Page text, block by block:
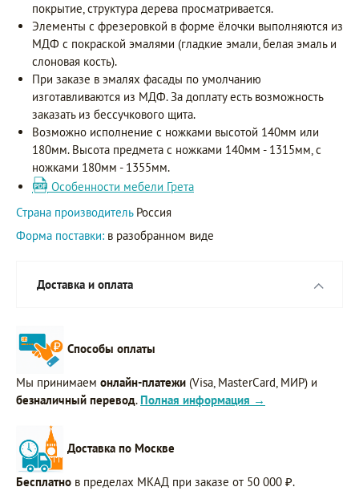
покрытие, структура дерева просматривается.
Элементы с фрезеровкой в форме ёлочки выполняются из
МДФ с покраской эмалями (гладкие эмали, белая эмаль и
слоновая кость).
При заказе в эмалях фасады по умолчанию
изготавливаются из МДФ. За доплату есть возможность
заказать из бессучкового щита.
Возможно исполнение с ножками высотой 140мм или
180мм. Высота предмета с ножками 140мм - 1315мм, с
ножками 180мм - 1355мм.
Особенности мебели Грета
Страна производитель Россия
Форма поставки: в разобранном виде
Доставка и оплата
Способы оплаты
Мы принимаем онлайн-платежи (Visa, MasterCard, МИР) и
безналичный перевод. Полная информация →
Доставка по Москве
Бесплатно в пределах МКАД при заказе от 50 000 ₽.